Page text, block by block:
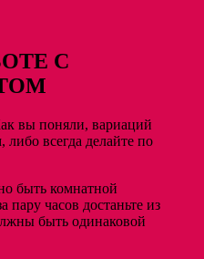
С
вы поняли, вариаций
всегда делайте по
быть комнатной
пару часов достаньте из
быть одинаковой